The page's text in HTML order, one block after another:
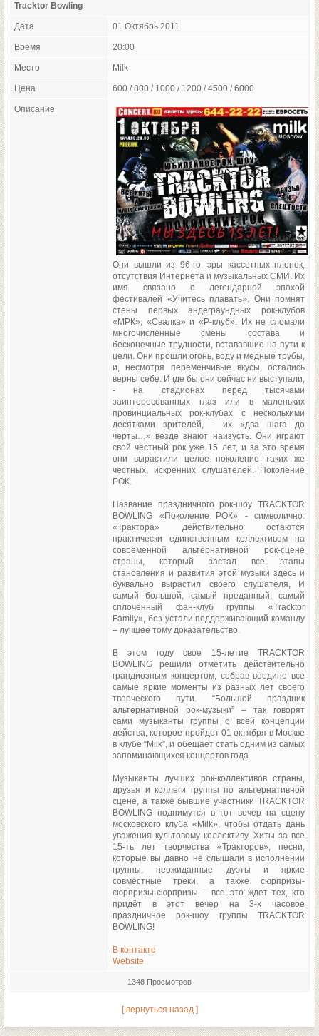
Tracktor Bowling
Дата 01 Октябрь 2011
Время 20:00
Место Milk
Цена 600 / 800 / 1000 / 1200 / 4500 / 6000
Описание
Они вышли из 96-го, эры кассетных пленок,
отсутствия Интернета и музыкальных СМИ. Их
имя связано с легендарной эпохой
фестивалей «Учитесь плавать». Они помнят
стены первых андеграундных рок-клубов
«МРК», «Свалка» и «Р-клуб». Их не сломали
многочисленные смены состава и
бесконечные трудности, встававшие на пути к
цели. Они прошли огонь, воду и медные трубы,
и, несмотря переменчивые вкусы, остались
верны себе. И где бы они сейчас ни выступали,
- на стадионах перед тысячами
заинтересованных глаз или в маленьких
провинциальных рок-клубах с несколькими
десятками зрителей, - их «два шага до
черты…» везде знают наизусть. Они играют
свой честный рок уже 15 лет, и за это время
они вырастили целое поколение таких же
честных, искренних слушателей. Поколение
РОК.
Название праздничного рок-шоу TRACKTOR
BOWLING «Поколение РОК» - символично:
«Трактора» действительно остаются
практически единственным коллективом на
современной альтернативной рок-сцене
страны, который застал все этапы
становления и развития этой музыки здесь и
буквально вырастил своего слушателя, И
самый большой, самый преданный, самый
сплочённый фан-клуб группы «Tracktor
Family», без устали поддерживающий команду
– лучшее тому доказательство.
В этом году свое 15-летие TRACKTOR
BOWLING решили отметить действительно
грандиозным концертом, собрав воедино все
самые яркие моменты из разных лет своего
творческого пути. “Большой праздник
альтернативной рок-музыки” – так говорят
сами музыканты группы о всей концепции
действа, которое пройдет 01 октября в Москве
в клубе “Milk”, и обещает стать одним из самых
запоминающихся концертов года.
Музыканты лучших рок-коллективов страны,
друзья и коллеги группы по альтернативной
сцене, а также бывшие участники TRACKTOR
BOWLING поднимутся в тот вечер на сцену
московского клуба «Milk», чтобы отдать дань
уважения культовому коллективу. Хиты за все
15-ть лет творчества «Тракторов», песни,
которые вы давно не слышали в исполнении
группы, неожиданные дуэты и яркие
совместные треки, а также сюрпризы-
сюрпризы-сюрпризы – все это ждет тех, кто
придёт в этот вечер на 3-х часовое
праздничное рок-шоу группы TRACKTOR
BOWLING!
В контакте
Website
1348 Просмотров
[ вернуться назад ]